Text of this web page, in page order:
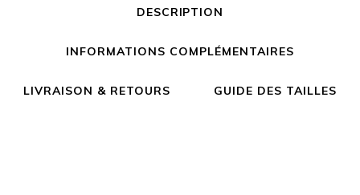
DESCRIPTION
INFORMATIONS COMPLÉMENTAIRES
LIVRAISON & RETOURS GUIDE DES TAILLES